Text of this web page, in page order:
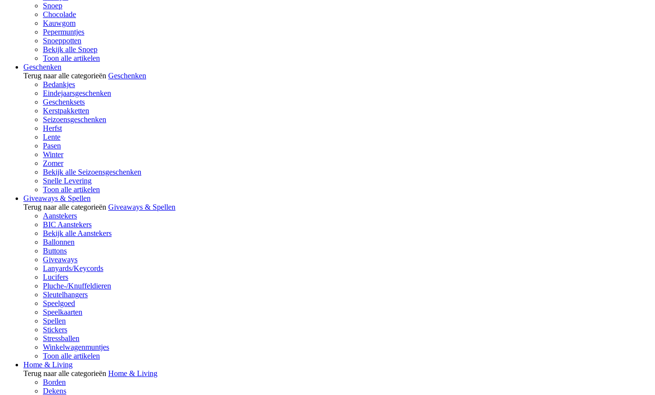
Snoep
Chocolade
Kauwgom
Pepermuntjes
Snoeppotten
Bekijk alle Snoep
Toon alle artikelen
Geschenken
Terug naar alle categorieën Geschenken
Bedankjes
Eindejaarsgeschenken
Geschenksets
Kerstpakketten
Seizoensgeschenken
Herfst
Lente
Pasen
Winter
Zomer
Bekijk alle Seizoensgeschenken
Snelle Levering
Toon alle artikelen
Giveaways & Spellen
Terug naar alle categorieën Giveaways & Spellen
Aanstekers
BIC Aanstekers
Bekijk alle Aanstekers
Ballonnen
Buttons
Giveaways
Lanyards/Keycords
Lucifers
Pluche-/Knuffeldieren
Sleutelhangers
Speelgoed
Speelkaarten
Spellen
Stickers
Stressballen
Winkelwagenmuntjes
Toon alle artikelen
Home & Living
Terug naar alle categorieën Home & Living
Borden
Dekens